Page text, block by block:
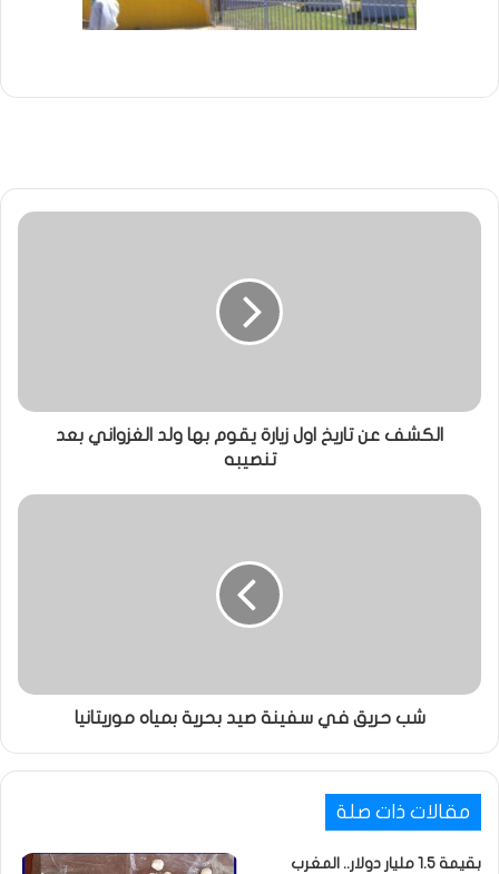
الكشف عن تاريخ اول زيارة يقوم بها ولد الغزواني بعد
تنصيبه
شب حريق في سفينة صيد بحرية بمياه موريتانيا
مقالات ذات صلة
بقيمة 1.5 مليار دولار.. المغرب